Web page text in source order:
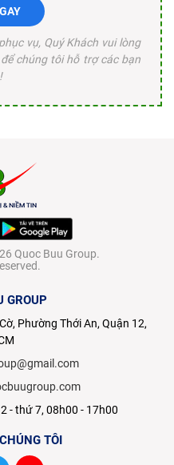
vụ, Quý Khách vui lòng
chúng tôi hỗ trợ các bạn
Quoc Buu Group.
GROUP
Phường Thới An, Quận 12,
- thứ 7, 08h00 - 17h00
TÔI